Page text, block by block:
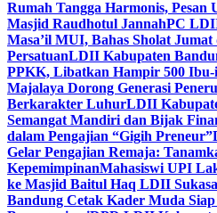
Rumah Tangga Harmonis, Pesan
Masjid Raudhotul JannahPC
Masa’il MUI, Bahas Sholat
PersatuanLDII Kabupaten
PPKK, Libatkan Hampir 500
Majalaya Dorong Generasi
Berkarakter LuhurLDII
Semangat Mandiri dan Bijak
dalam Pengajian “Gigih Preneur”
Gelar Pengajian Remaja:
KepemimpinanMahasiswi UPI
ke Masjid Baitul Haq LDII
Bandung Cetak Kader Muda